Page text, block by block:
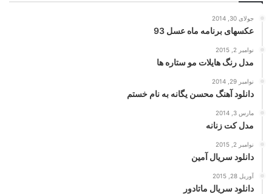
جولای 30, 2014
عکسهای برنامه ماه عسل 93
نوامبر 2, 2015
مدل رنگ هایلات مو ستاره ها
نوامبر 29, 2014
دانلود آهنگ محسن یگانه به نام خستم
مارس 3, 2014
مدل کت زنانه
نوامبر 2, 2015
دانلود سریال آمین
آوریل 28, 2015
دانلود سریال ماتادور